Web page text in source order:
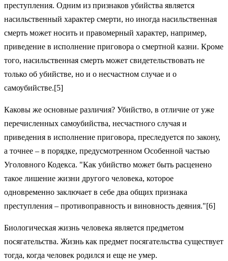
преступления. Одним из признаков убийства является
насильственный характер смерти, но иногда насильственная
смерть может носить и правомерный характер, например,
приведение в исполнение приговора о смертной казни. Кроме
того, насильственная смерть может свидетельствовать не
только об убийстве, но и о несчастном случае и о
самоубийстве.[5]
Каковы же основные различия? Убийство, в отличие от уже
перечисленных самоубийства, несчастного случая и
приведения в исполнение приговора, преследуется по закону,
а точнее – в порядке, предусмотренном Особенной частью
Уголовного Кодекса. "Как убийство может быть расценено
такое лишение жизни другого человека, которое
одновременно заключает в себе два общих признака
преступления – противоправность и виновность деяния."[6]
Биологическая жизнь человека является предметом
посягательства. Жизнь как предмет посягательства существует
тогда, когда человек родился и еще не умер.